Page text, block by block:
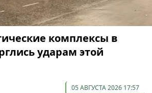
комплексы в
ударам этой
05 АВГУСТА 2026 17:57